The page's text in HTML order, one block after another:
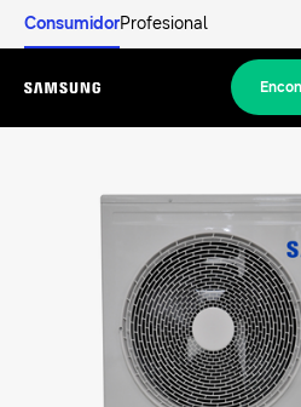
ConsumidorProfesional
Menu